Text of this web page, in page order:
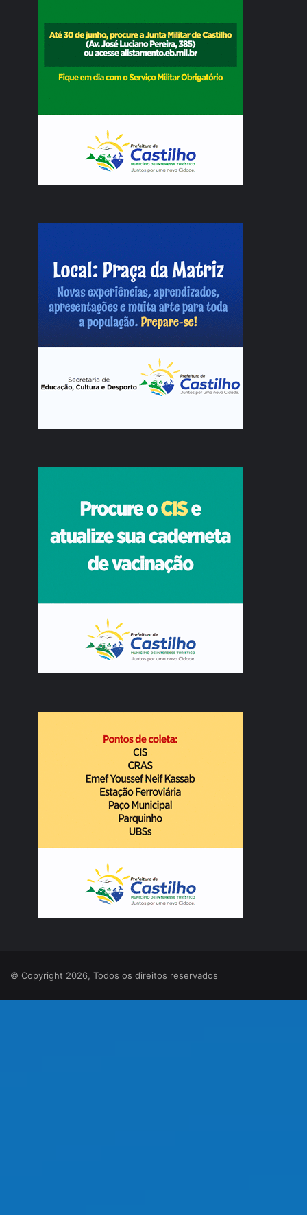
© Copyright 2026, Todos os direitos reservados